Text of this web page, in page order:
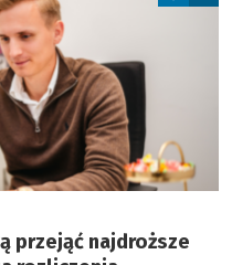
przejąć najdroższe